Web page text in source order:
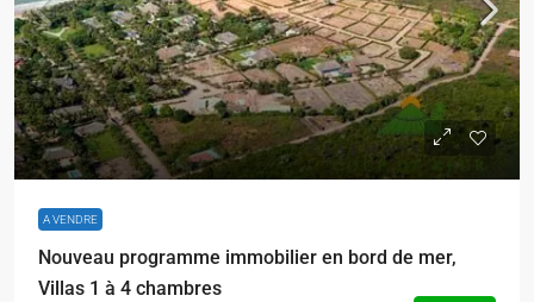
A VENDRE
Nouveau programme immobilier en bord de mer,
Villas 1 à 4 chambres